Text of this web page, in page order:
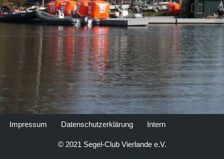
Impressum Datenschutzerklärung Intern
© 2021 Segel-Club Vierlande e.V.